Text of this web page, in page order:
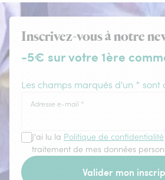
Inscrivez-vous à notre
-5€ sur votre 1ère
Les champs marqués d'un * sont
Adresse e-mail *
J'ai lu la Politique de confidentialité
traitement de mes données
Valider mon